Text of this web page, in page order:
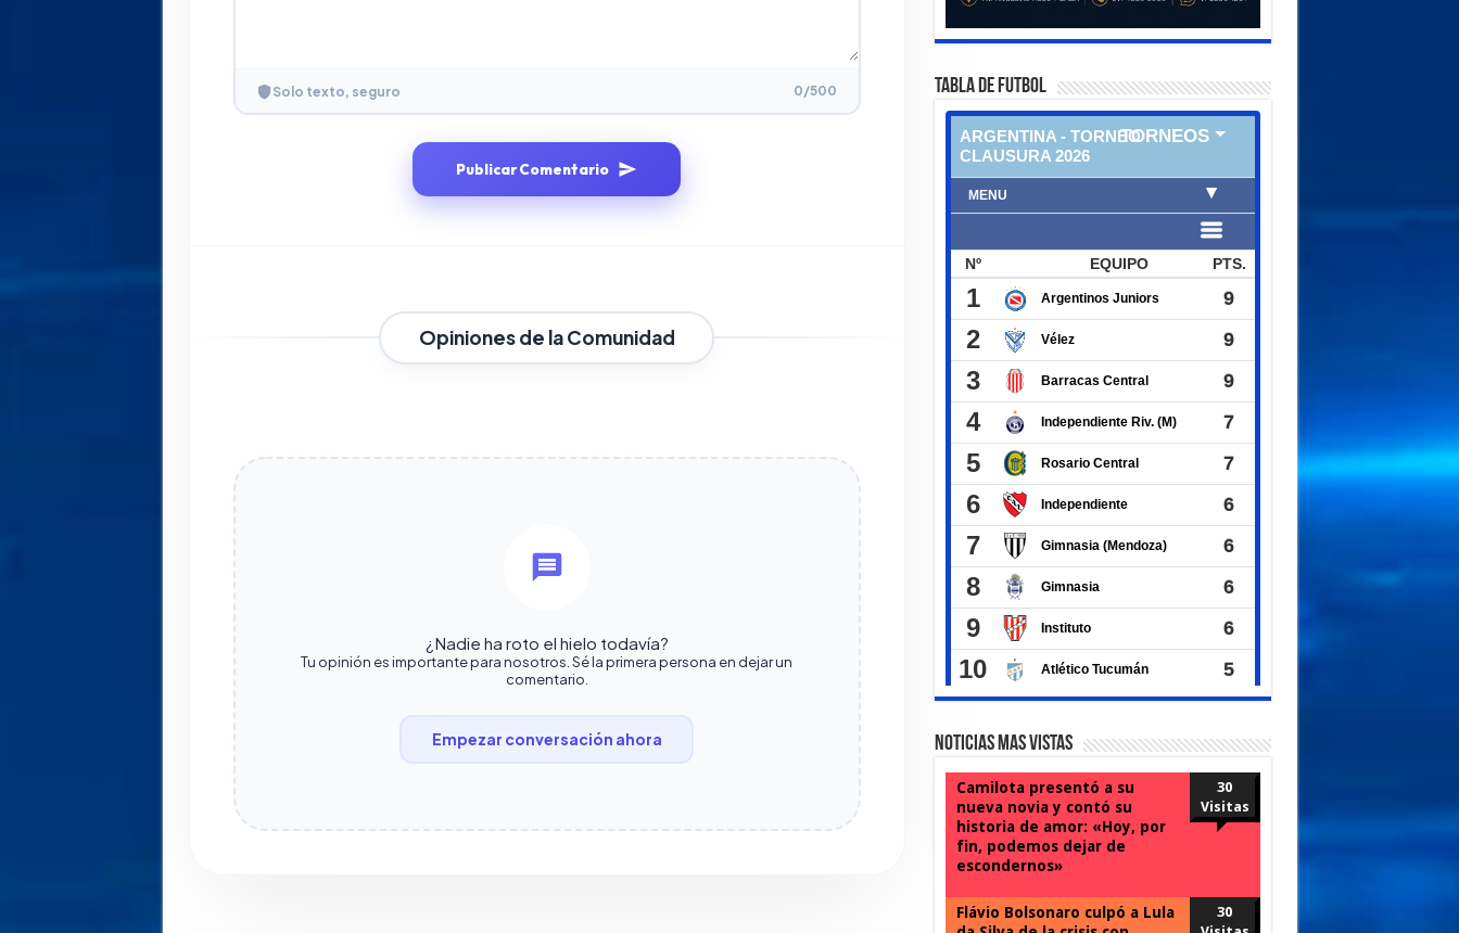
Solo texto, seguro 0/500
Publicar Comentario
Opiniones de la Comunidad
¿Nadie ha roto el hielo todavía?
Tu opinión es importante para nosotros. Sé la primera persona en dejar un
comentario.
Empezar conversación ahora
TABLA DE FUTBOL
Noticias Mas Vistas
Camilota presentó a su
nueva novia y contó su
historia de amor: «Hoy, por
fin, podemos dejar de
escondernos»
30
Visitas
Flávio Bolsonaro culpó a Lula
30